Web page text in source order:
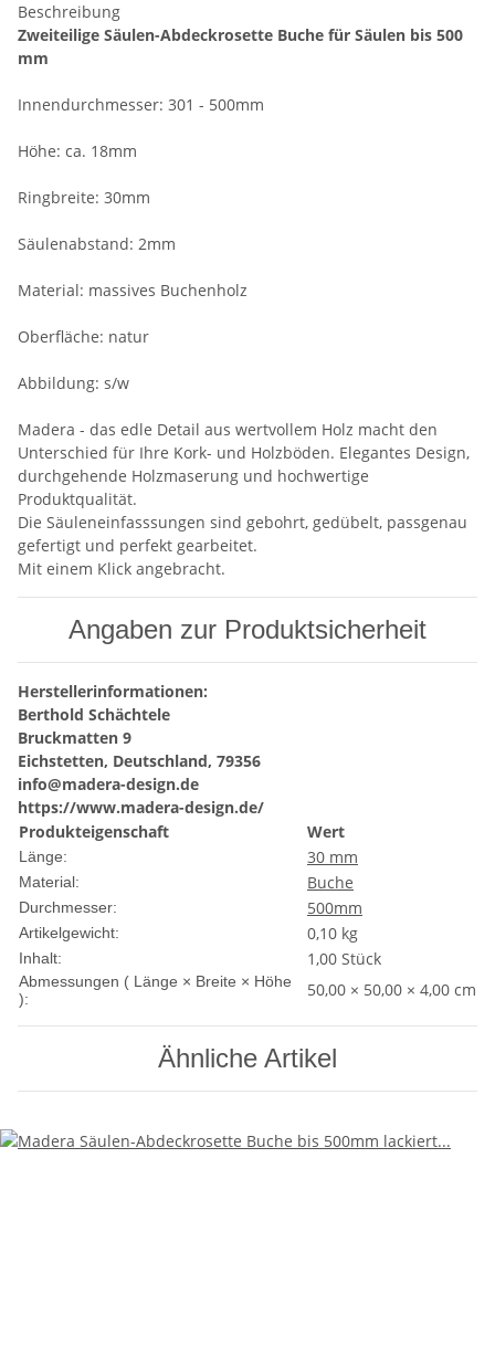
Beschreibung
Zweiteilige Säulen-Abdeckrosette Buche für Säulen bis 500
mm
Innendurchmesser: 301 - 500mm
Höhe: ca. 18mm
Ringbreite: 30mm
Säulenabstand: 2mm
Material: massives Buchenholz
Oberfläche: natur
Abbildung: s/w
Madera - das edle Detail aus wertvollem Holz macht den
Unterschied für Ihre Kork- und Holzböden. Elegantes Design,
durchgehende Holzmaserung und hochwertige
Produktqualität.
Die Säuleneinfasssungen sind gebohrt, gedübelt, passgenau
gefertigt und perfekt gearbeitet.
Mit einem Klick angebracht.
Angaben zur Produktsicherheit
Herstellerinformationen:
Berthold Schächtele
Bruckmatten 9
Eichstetten, Deutschland, 79356
info@madera-design.de
https://www.madera-design.de/
Produkteigenschaft
Wert
Länge: 30 mm
Material: Buche
Durchmesser: 500mm
Artikelgewicht: 0,10 kg
Inhalt: 1,00 Stück
Abmessungen ( Länge × Breite × Höhe
):
50,00 × 50,00 × 4,00 cm
Ähnliche Artikel